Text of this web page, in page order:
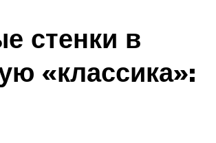
стенки в
«классика»: